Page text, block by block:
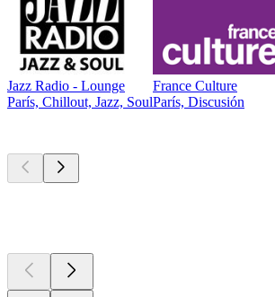
Jazz Radio - Lounge
París, Chillout, Jazz, Soul
France Culture
París, Discusión